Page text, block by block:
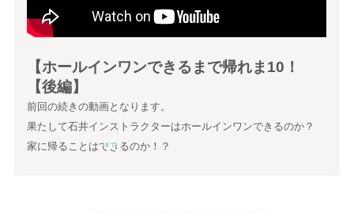
【ホールインワンできるまで帰れま10！
【後編】
前回の続きの動画となります。
果たして石井インストラクターはホールインワンできるのか？
家に帰ることはできるのか！？
まで